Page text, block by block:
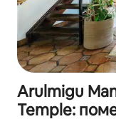
Arulmigu
Temple: